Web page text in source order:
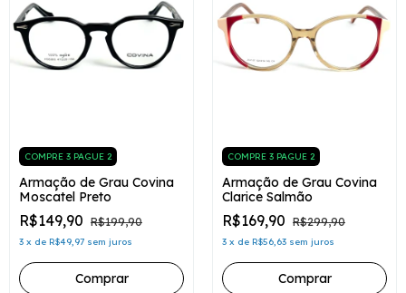
COMPRE 3 PAGUE 2
Armação de Grau Covina
Moscatel Preto
R$149,90 R$199,90
3 x de R$49,97 sem juros
Comprar
COMPRE 3 PAGUE 2
Armação de Grau Covina
Clarice Salmão
R$169,90 R$299,90
3 x de R$56,63 sem juros